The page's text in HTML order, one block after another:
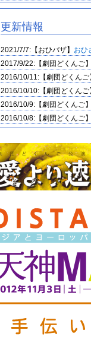
[おひバザ11]おひさまアー
[おひバザ10]
[おひバザ10]おひさまアー
(2015.1.6)
[おひバザ10]おひさまアー
[劇団どくんご]劇団どくん
詳しくは劇団どくんご岡山
[おひバザ９]
おひさまア
[おひバザ９]
おひさまア
(2014.2.10)
[おひバザ９] おひさまア
[おひバザ８]おひさまアー
(2013.10.19)
[おひバザ８]おひさまアー
(2013.6.23)
おひさまアー
[おひバザ８] 募集フォーム
出展募集期間は、2013年４
[おひバザ８]
おひさまア
[おひバザ８] おひさまアー
2013年10月20日(日)［雨
[Arts Bridge Project]
詳しくはArts Bridge
[天神MAM]天神MAM開催
[Arts Bridge Project]
詳しくは
Arts Bridge
更新情報
2021/7/7:【おひバザ】 おひ
2017/9/22:【劇団どくんご】
2016/10/11:【劇団どくんご
2016/10/10:【劇団どくんご
2016/10/9:【劇団どくんご】
2016/10/8:【劇団どくんご】
2016/10/6:【劇団どくんご
2016/2/07/:【おひバザ11】
2015/1/03/:【おひバザ10】
2014/9/15:【劇団どくんご
2014/1/31：【おひバザ9】
2013/6/23：【おひバザ８】
2013/4/14：【おひバザ８
2013/4/14：【おひバザ８
2012/11/8：【Arts Bridge
2012/10/19:【天神MAM】
2012/10/15:【Arts Bridge
とヨーロッパの現代美術交
2012/10/4:【劇団どくんご】
2012/10/1:【劇団どくんご】